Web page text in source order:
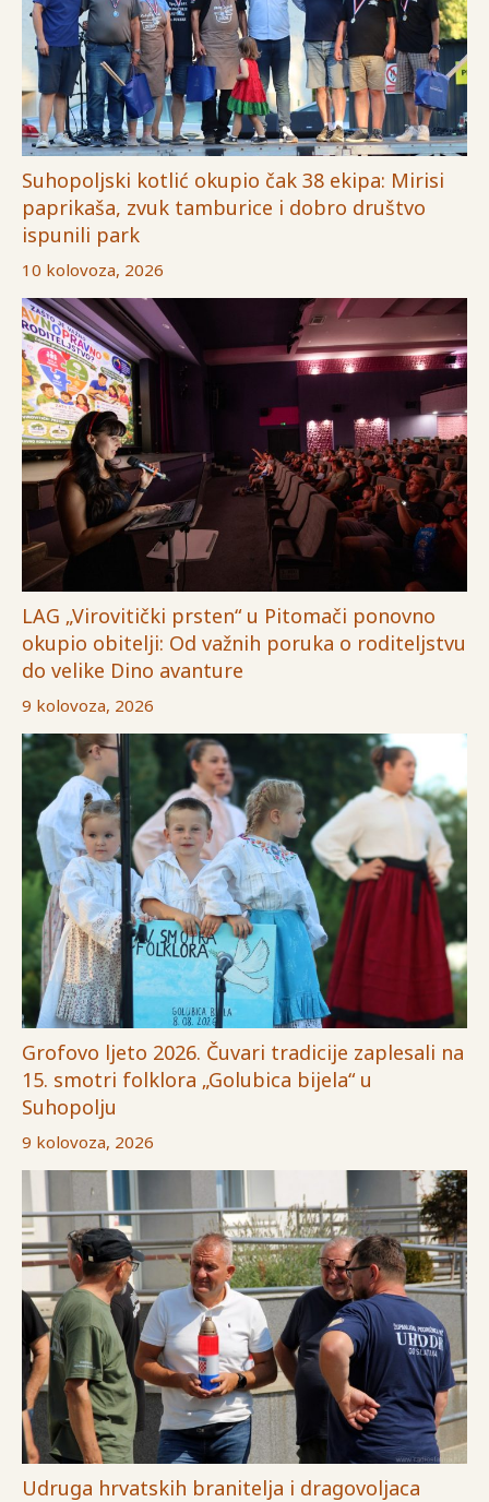
Suhopoljski kotlić okupio čak 38 ekipa: Mirisi
paprikaša, zvuk tamburice i dobro društvo
ispunili park
10 kolovoza, 2026
LAG „Virovitički prsten“ u Pitomači ponovno
okupio obitelji: Od važnih poruka o roditeljstvu
do velike Dino avanture
9 kolovoza, 2026
Grofovo ljeto 2026. Čuvari tradicije zaplesali na
15. smotri folklora „Golubica bijela“ u
Suhopolju
9 kolovoza, 2026
Udruga hrvatskih branitelja i dragovoljaca